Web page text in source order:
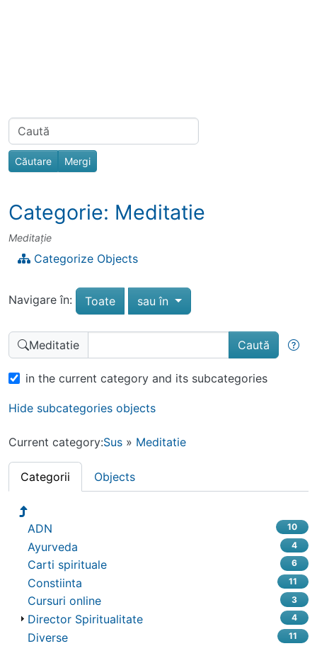
Related content
Find
Categorie: Meditatie
Meditaţie
Categorize Objects
Navigare în: Toate sau în Toggle dropdown
CautăMeditatie
in the current category and its subcategories
Hide subcategories objects
Current category:Sus » Meditatie
Categorii Objects
10
ADN
4
Ayurveda
6
Carti spirituale
11
Constiinta
3
Cursuri online
4
Director Spiritualitate
11
Diverse